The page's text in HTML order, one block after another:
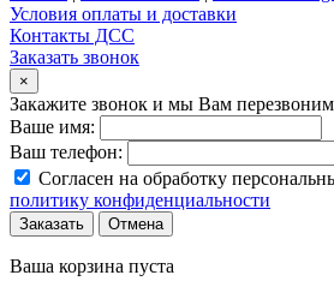
Условия оплаты и доставки
Контакты ДСС
Заказать звонок
×
Закажите звонок и мы Вам
Ваше имя:
Ваш телефон:
Согласен на обработку
политику конфиденциальности
Заказать Отмена
Ваша корзина пуста